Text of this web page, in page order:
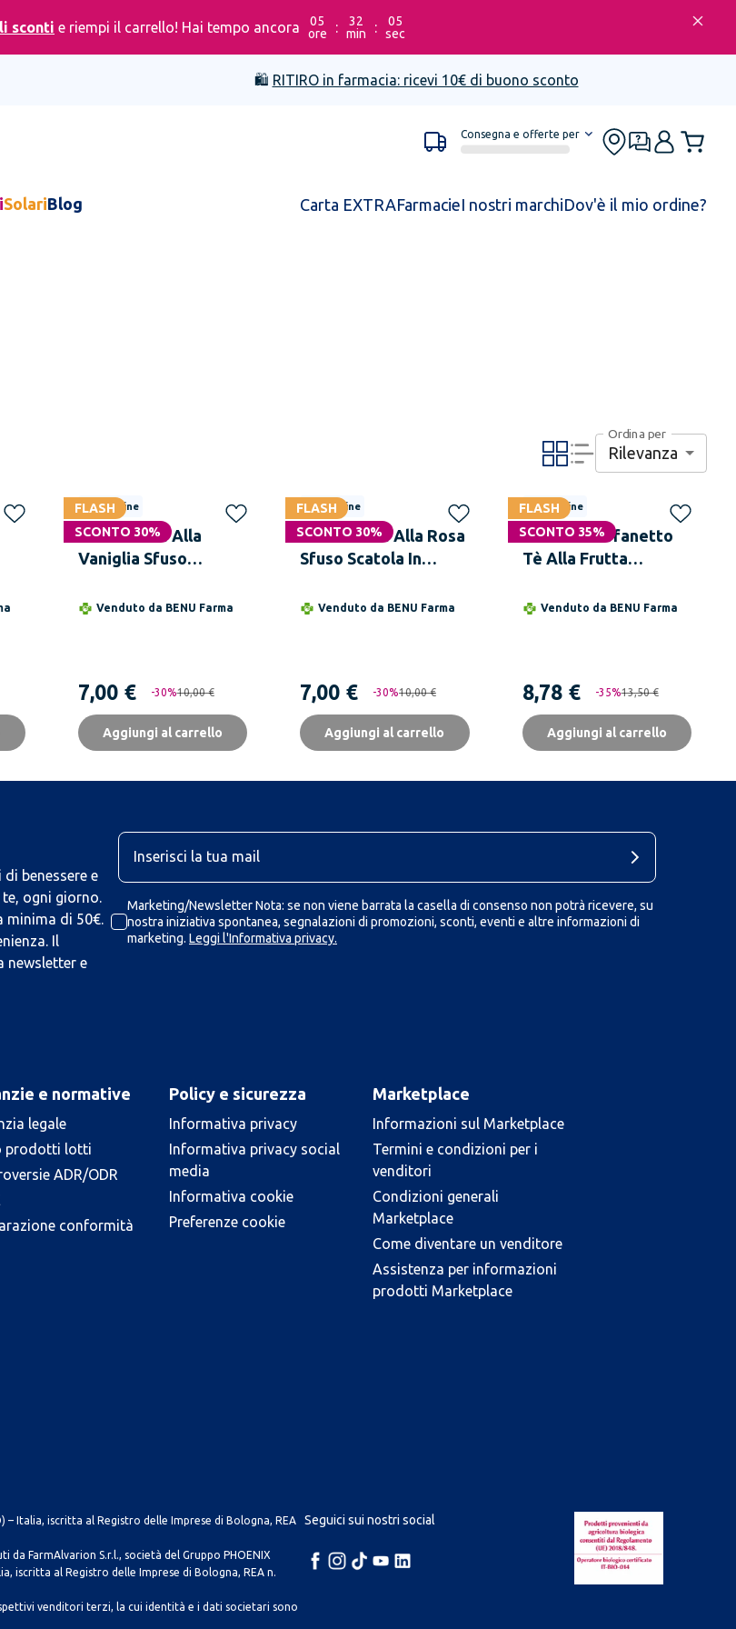
sconti e riempi il carrello! Hai tempo ancora
05
ore
:
32
min
:
05
sec
🛍️ RITIRO in farmacia: ricevi 10€ di buono sconto
Consegna e offerte per
SolariBlog Carta EXTRAFarmacieI nostri marchiDov'è il mio ordine?
Ordina per
Rilevanza
FLASH
SCONTO 30%
Solo online
MLESNA Tè Alla
Vaniglia Sfuso
g
Venduto da BENU Farma
7,00 € -30%10,00 €
Aggiungi al carrello
FLASH
SCONTO 30%
Solo online
MLESNA Tè Alla Rosa
Sfuso Scatola In
Venduto da BENU Farma
7,00 € -30%10,00 €
Aggiungi al carrello
FLASH
SCONTO 35%
Solo online
MLESNA Cofanetto
Tè Alla Frutta
g
Venduto da BENU Farma
8,78 € -35%13,50 €
Aggiungi al carrello
benessere e
ogni giorno.
minima di 50€.
Il
newsletter e
Marketing/Newsletter Nota: se non viene barrata la casella di consenso non potrà ricevere, su
nostra iniziativa spontanea, segnalazioni di promozioni, sconti, eventi e altre informazioni di
marketing. Leggi l'Informativa privacy.
e normative
legale
prodotti lotti
ADR/ODR
conformità
Policy e sicurezza
Informativa privacy
Informativa privacy social
media
Informativa cookie
Preferenze cookie
Marketplace
Informazioni sul Marketplace
Termini e condizioni per i
venditori
Condizioni generali
Marketplace
Come diventare un venditore
Assistenza per informazioni
prodotti Marketplace
Italia, iscritta al Registro delle Imprese di Bologna, REA
FarmAlvarion S.r.l., società del Gruppo PHOENIX
iscritta al Registro delle Imprese di Bologna, REA n.
venditori terzi, la cui identità e i dati societari sono
Seguici sui nostri social